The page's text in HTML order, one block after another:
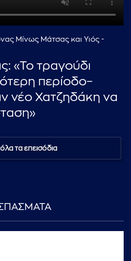
Μίνως Μάτσας και Υιός -
«Το τραγούδι
περίοδο–
νέο Χατζηδάκη να
τα επεισόδια